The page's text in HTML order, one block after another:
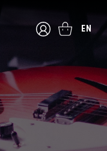
EN
de culte incontournable
plus sur son histoire,